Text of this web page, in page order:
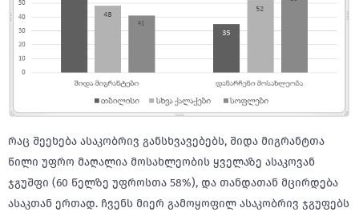
რაც შეეხება ასაკობრივ განსხვავებებს, შიდა მიგრანტთა
წილი უფრო მაღალია მოსახლეობის ყველაზე ასაკოვან
ჯგუშფი (60 წელზე უფროსთა 58%), და თანდათან მცირდება
ასაკთან ერთად. ჩვენს მიერ გამოყოფილ ასაკობრივ ჯგუფებს